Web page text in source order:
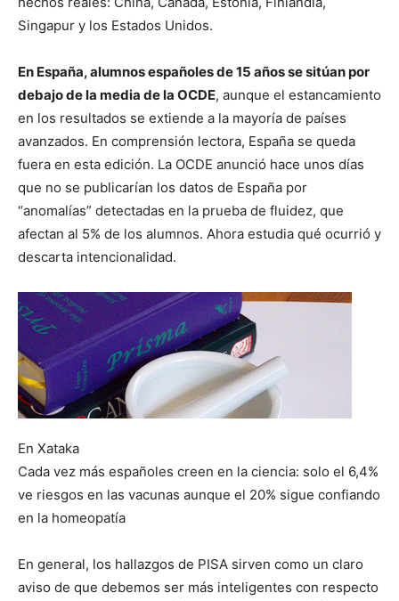
Singapur y los Estados Unidos.
En España, alumnos españoles de 15 años se sitúan por
debajo de la media de la OCDE, aunque el estancamiento
en los resultados se extiende a la mayoría de países
avanzados. En comprensión lectora, España se queda
fuera en esta edición. La OCDE anunció hace unos días
que no se publicarían los datos de España por
“anomalías” detectadas en la prueba de fluidez, que
afectan al 5% de los alumnos. Ahora estudia qué ocurrió y
descarta intencionalidad.
En Xataka
Cada vez más españoles creen en la ciencia: solo el 6,4%
ve riesgos en las vacunas aunque el 20% sigue confiando
en la homeopatía
En general, los hallazgos de PISA sirven como un claro
aviso de que debemos ser más inteligentes con respecto